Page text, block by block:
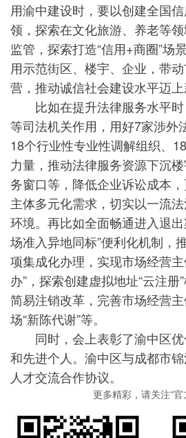
用渝中建设时，要以创建全国
领，探索在文化旅游、养老等
监管，探索打造“信用+商圈”场
用示范街区、楼宇、企业，带
营，推动诚信社会建设水平迈上
比如在提升法律服务水平时
等司法机关作用，用好7家涉外
18个行业性专业性调解组织、
力量，推动法律服务资源下沉
务窗口等，降低企业诉讼成本
主体多元化需求，切实以一流
环境。再比如全面畅通进入退
场准入异地同标”便利化机制，
项集成化办理，实现市场经营
办”，探索创建虚拟地址“云注
简易注销改革，完善市场经营
场“新陈代谢”等。
同时，会上表彰了渝中区优
和先进个人。渝中区与成都市锦
人才交流合作协议。
更多精彩，请关注“官